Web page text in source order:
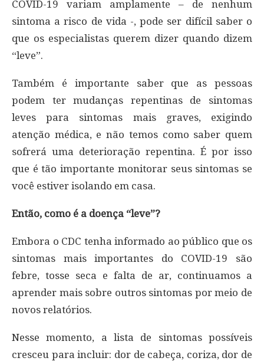
COVID-19 variam amplamente – de nenhum
sintoma a risco de vida -, pode ser difícil saber o
que os especialistas querem dizer quando dizem
“leve”.
Também é importante saber que as pessoas
podem ter mudanças repentinas de sintomas
leves para sintomas mais graves, exigindo
atenção médica, e não temos como saber quem
sofrerá uma deterioração repentina. É por isso
que é tão importante monitorar seus sintomas se
você estiver isolando em casa.
Então, como é a doença “leve”?
Embora o CDC tenha informado ao público que os
sintomas mais importantes do COVID-19 são
febre, tosse seca e falta de ar, continuamos a
aprender mais sobre outros sintomas por meio de
novos relatórios.
Nesse momento, a lista de sintomas possíveis
cresceu para incluir: dor de cabeça, coriza, dor de